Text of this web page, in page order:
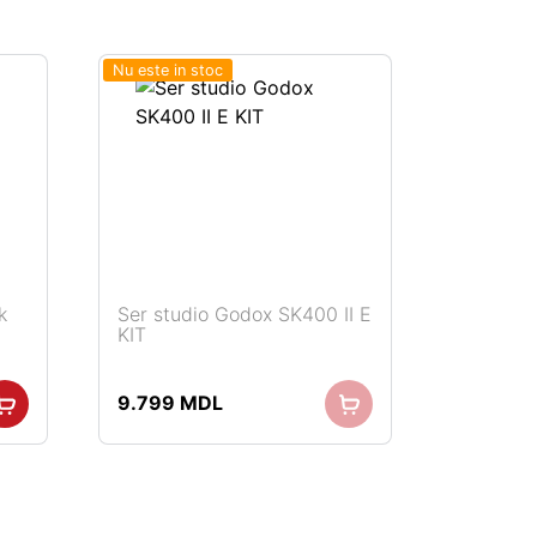
Nu este in stoc
Ser studio Godox SK400 II E
KIT
9.799 MDL